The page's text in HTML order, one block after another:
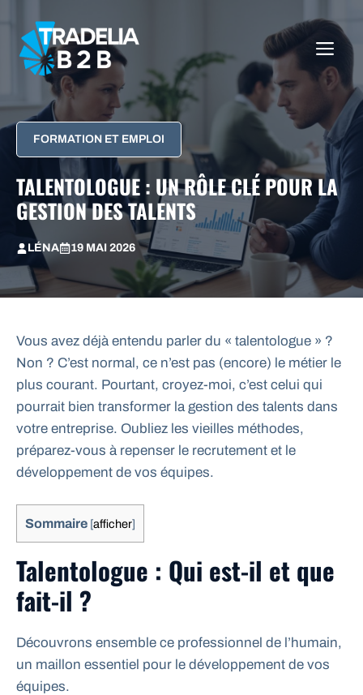
contenu
FORMATION ET EMPLOI
TALENTOLOGUE : UN RÔLE CLÉ POUR LA
GESTION DES TALENTS
LÉNA 19 MAI 2026
Vous avez déjà entendu parler du « talentologue » ?
Non ? C’est normal, ce n’est pas (encore) le métier le
plus courant. Pourtant, croyez-moi, c’est celui qui
pourrait bien transformer la gestion des talents dans
votre entreprise. Oubliez les vieilles méthodes,
préparez-vous à repenser le recrutement et le
développement de vos équipes.
Sommaire [afficher]
Talentologue : Qui est-il et que
fait-il ?
Découvrons ensemble ce professionnel de l’humain,
un maillon essentiel pour le développement de vos
équipes.